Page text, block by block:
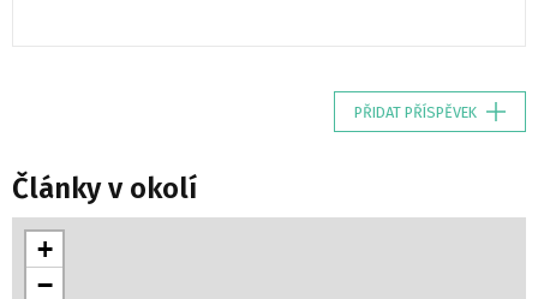
PŘIDAT PŘÍSPĚVEK
Články v okolí
+
−